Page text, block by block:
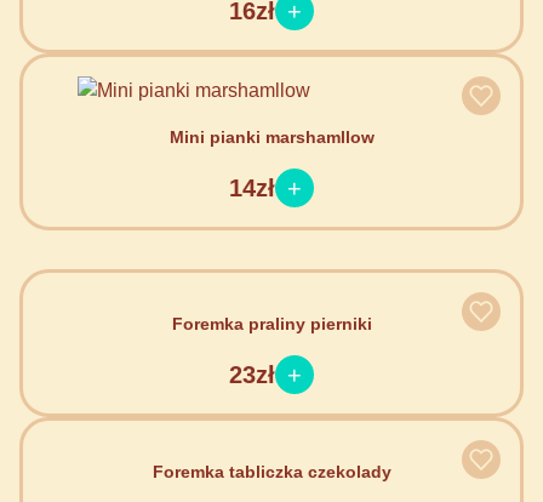
16zł
Mini pianki marshamllow
14zł
Foremka praliny pierniki
23zł
Foremka tabliczka czekolady